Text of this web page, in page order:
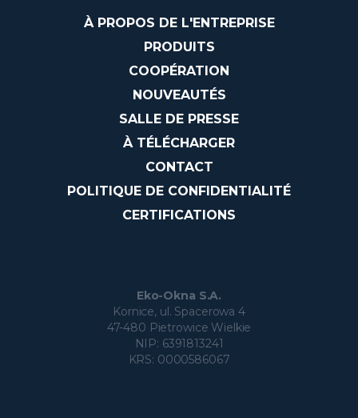
À PROPOS DE L'ENTREPRISE
PRODUITS
COOPÉRATION
NOUVEAUTÉS
SALLE DE PRESSE
À TÉLÉCHARGER
CONTACT
POLITIQUE DE CONFIDENTIALITÉ
CERTIFICATIONS
Eko-Okna S.A.
Kornice, ul. Spacerowa 4
47-480 Pietrowice Wielkie
NIP: 6391813241
KRS: 0000586067